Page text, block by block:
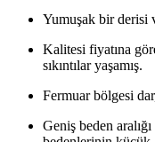
Yumuşak bir derisi
Kalitesi fiyatına
sıkıntılar yaşamış.
Fermuar bölgesi
Geniş beden